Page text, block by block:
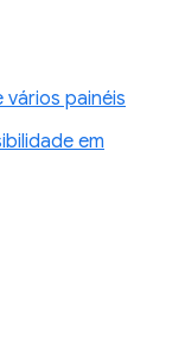
vários painéis
em